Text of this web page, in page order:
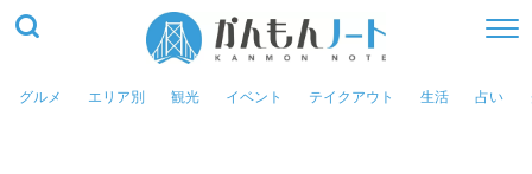
グルメ エリア別 観光 イベント テイクアウト 生活 占い